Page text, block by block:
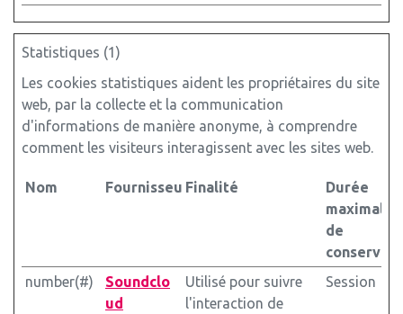
Statistiques (1)
Les cookies statistiques aident les propriétaires du site
web, par la collecte et la communication
d'informations de manière anonyme, à comprendre
comment les visiteurs interagissent avec les sites web.
Nom FournisseurFinalité
Durée
maximale
de
number(#)
Soundclo
ud
Utilisé pour suivre
l'interaction de
Session